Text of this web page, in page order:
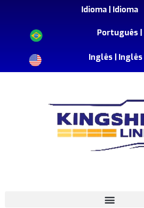
Idioma | Idioma
Português |
Inglês | Inglês